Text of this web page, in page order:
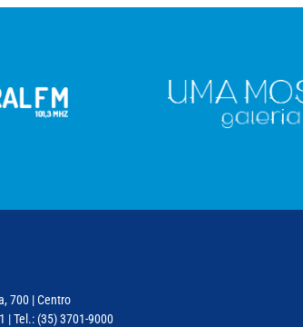
700 | Centro
| Tel.: (35) 3701-9000